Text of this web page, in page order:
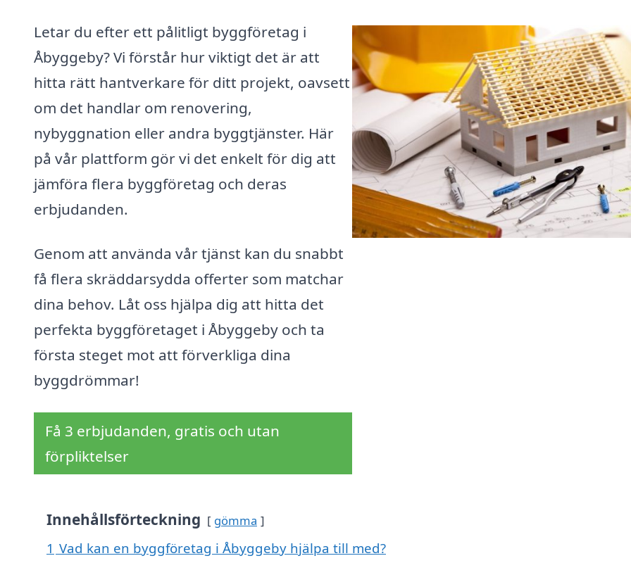
Letar du efter ett pålitligt byggföretag i
Åbyggeby? Vi förstår hur viktigt det är att
hitta rätt hantverkare för ditt projekt, oavsett
om det handlar om renovering,
nybyggnation eller andra byggtjänster. Här
på vår plattform gör vi det enkelt för dig att
jämföra flera byggföretag och deras
erbjudanden.
Genom att använda vår tjänst kan du snabbt
få flera skräddarsydda offerter som matchar
dina behov. Låt oss hjälpa dig att hitta det
perfekta byggföretaget i Åbyggeby och ta
första steget mot att förverkliga dina
byggdrömmar!
Få 3 erbjudanden, gratis och utan
förpliktelser
Innehållsförteckning gömma
1 Vad kan en byggföretag i Åbyggeby hjälpa till med?